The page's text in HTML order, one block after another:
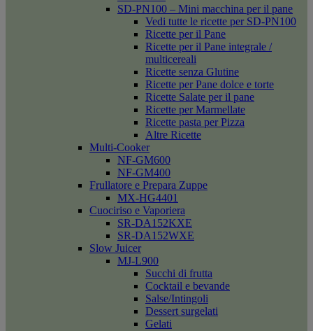
SD-PN100 – Mini macchina per il pane
Vedi tutte le ricette per SD-PN100
Ricette per il Pane
Ricette per il Pane integrale /
multicereali
Ricette senza Glutine
Ricette per Pane dolce e torte
Ricette Salate per il pane
Ricette per Marmellate
Ricette pasta per Pizza
Altre Ricette
Multi-Cooker
NF-GM600
NF-GM400
Frullatore e Prepara Zuppe
MX-HG4401
Cuociriso e Vaporiera
SR-DA152KXE
SR-DA152WXE
Slow Juicer
MJ-L900
Succhi di frutta
Cocktail e bevande
Salse/Intingoli
Dessert surgelati
Gelati